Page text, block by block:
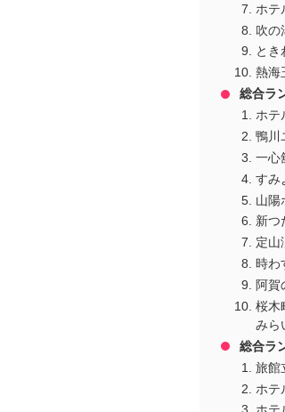
ホテ
吹の
とき
熱海
総合ラ
ホテ
鴨川
一心
すみ
山陽
新つ
定山
時わ
阿賀
桜木
みら
総合ラ
旅館
ホテ